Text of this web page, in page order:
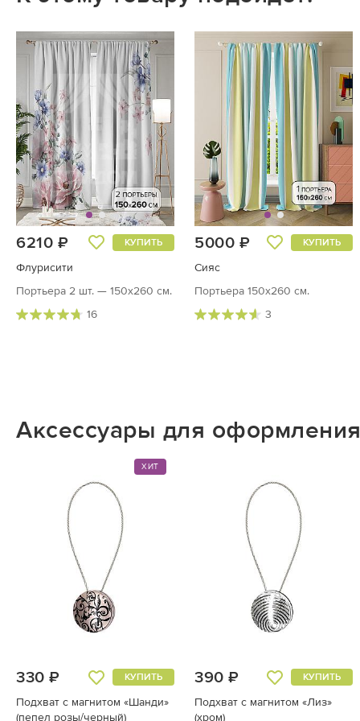
6210 ₽ КУПИТЬ
Флурисити
Портьера 2 шт. — 150х260 см.
16
5000 ₽ КУПИТЬ
Сияс
Портьера 150х260 см.
3
Аксессуары для
ХИТ
330 ₽ КУПИТЬ
Подхват с магнитом «Шанди»
(пепел розы/черный)
390 ₽ КУПИТЬ
Подхват с магнитом «Лиз»
(хром)